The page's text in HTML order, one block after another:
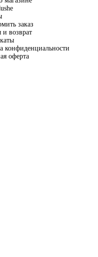
заказ
и возврат
конфиденциальности
оферта